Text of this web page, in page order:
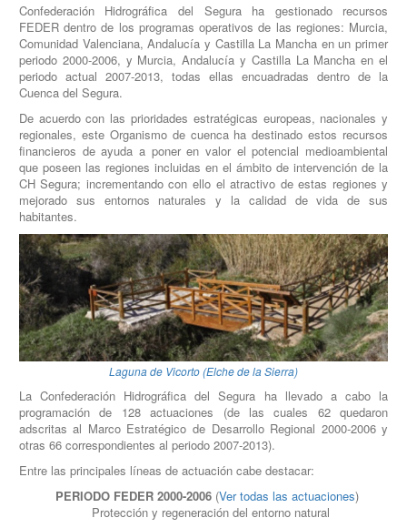
Confederación Hidrográfica del Segura ha gestionado recursos
FEDER dentro de los programas operativos de las regiones: Murcia,
Comunidad Valenciana, Andalucía y Castilla La Mancha en un primer
periodo 2000-2006, y Murcia, Andalucía y Castilla La Mancha en el
periodo actual 2007-2013, todas ellas encuadradas dentro de la
Cuenca del Segura.
De acuerdo con las prioridades estratégicas europeas, nacionales y
regionales, este Organismo de cuenca ha destinado estos recursos
financieros de ayuda a poner en valor el potencial medioambiental
que poseen las regiones incluidas en el ámbito de intervención de la
CH Segura; incrementando con ello el atractivo de estas regiones y
mejorado sus entornos naturales y la calidad de vida de sus
habitantes.
Laguna de Vicorto (Elche de la Sierra)
La Confederación Hidrográfica del Segura ha llevado a cabo la
programación de 128 actuaciones (de las cuales 62 quedaron
adscritas al Marco Estratégico de Desarrollo Regional 2000-2006 y
otras 66 correspondientes al periodo 2007-2013).
Entre las principales líneas de actuación cabe destacar:
PERIODO FEDER 2000-2006(Ver todas las actuaciones)
Protección y regeneración del entorno natural